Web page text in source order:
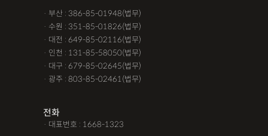
· 부산 : 386-85-01948(법무)
· 수원 : 351-85-01826(법무)
· 대전 : 649-85-02116(법무)
· 인천 : 131-85-58050(법무)
· 대구 : 679-85-02645(법무)
· 광주 : 803-85-02461(법무)
전화
· 대표번호 : 1668-1323